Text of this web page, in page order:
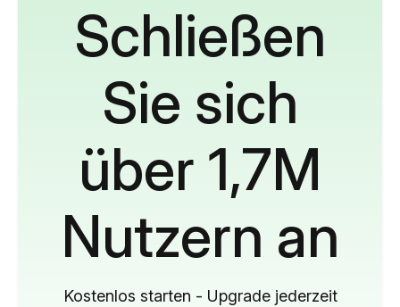
Schließen
Sie sich
über 1,7M
Nutzern an
Kostenlos starten - Upgrade jederzeit